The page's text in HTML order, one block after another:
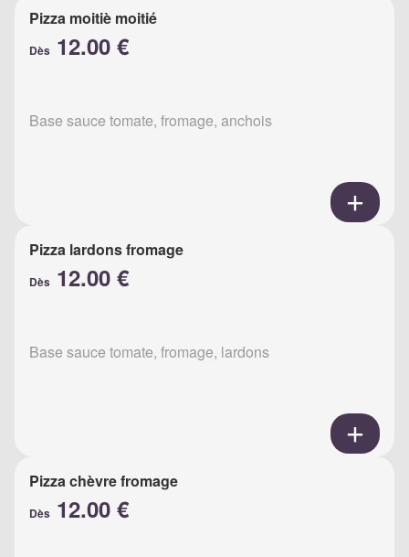
Pizza moitiè moitié
Dès 12.00 €
Base sauce tomate, fromage, anchois
Pizza lardons fromage
Dès 12.00 €
Base sauce tomate, fromage, lardons
Pizza chèvre fromage
Dès 12.00 €